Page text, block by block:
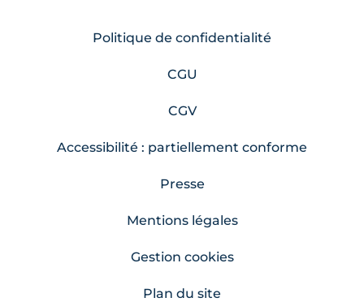
Politique de confidentialité
CGU
CGV
Accessibilité : partiellement conforme
Presse
Mentions légales
Gestion cookies
Plan du site